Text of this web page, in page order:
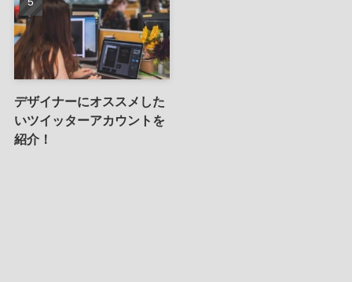
デザイナーにオススメした
いツイッターアカウントを
紹介！